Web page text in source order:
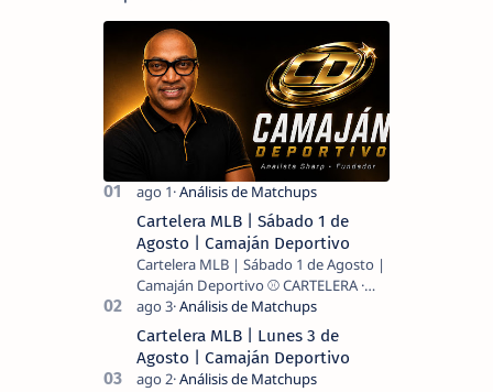
Cartelera MLB | Sábado 1 de
Agosto | Camaján Deportivo
Cartelera MLB | Sábado 1 de Agosto |
Camaján Deportivo ⚾ CARTELERA ·
Cartelera MLB | Lunes 3 de
Agosto | Camaján Deportivo